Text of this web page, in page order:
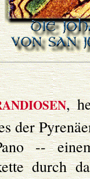
,
der
--
durch